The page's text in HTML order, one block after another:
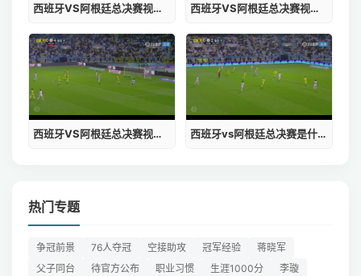
西班牙VS阿根廷总决赛视频完整版软件 西班牙VS阿根廷总决赛视频直播助手
西班牙VS阿根廷总决赛视频直播视频 西班牙vs阿根廷总决赛是什么时候
热门专题
争冠前景 76人夺冠 空接助攻 冠军经验
蒋晓军
父子同台
待官方公布 职业习惯 生涯1000分
李璇